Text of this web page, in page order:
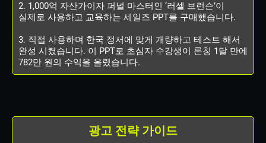
2. 1,000억 자산가이자 퍼널 마스터인 ‘러셀 브런슨’이
실제로 사용하고 교육하는 세일즈 PPT를 구매했습니다.
3. 직접 사용하며 한국 정서에 맞게 개량하고 테스트 해서
완성 시켰습니다. 이 PPT로 초심자 수강생이 론칭 1달 만에
782만 원의 수익을 올렸습니다.
광고 전략 가이드